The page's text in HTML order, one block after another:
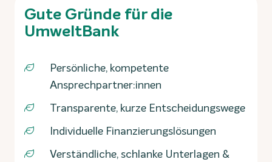
Gute Gründe für die
UmweltBank
Persönliche, kompetente
Ansprechpartner:innen
Transparente, kurze Entscheidungswege
Individuelle Finanzierungslösungen
Verständliche, schlanke Unterlagen &